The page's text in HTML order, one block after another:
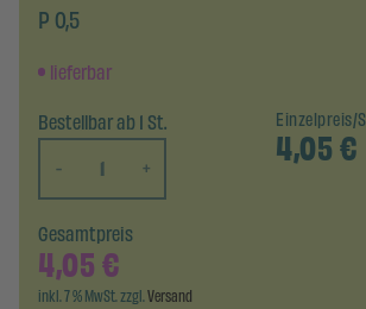
P 0,5
lieferbar
Bestellbar ab 1 St.
-
+
Einzelpreis/
4,05€
Gesamtpreis
4,05€
inkl. 7 % MwSt. zzgl.Versand